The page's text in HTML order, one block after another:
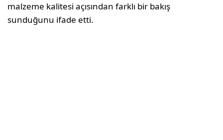
malzeme kalitesi açısından farklı bir bakış
sunduğunu ifade etti.